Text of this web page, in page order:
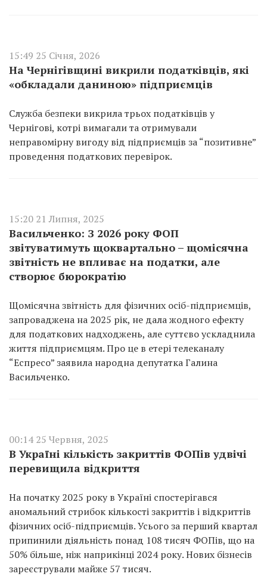
15:49 25 Січня, 2026
На Чернігівщині викрили податківців, які
«обкладали даниною» підприємців
Служба безпеки викрила трьох податківців у
Чернігові, котрі вимагали та отримували
неправомірну вигоду від підприємців за “позитивне”
проведення податкових перевірок.
15:20 21 Липня, 2025
Васильченко: З 2026 року ФОП
звітуватимуть щоквартально – щомісячна
звітність не впливає на податки, але
створює бюрократію
Щомісячна звітність для фізичних осіб-підприємців,
запроваджена на 2025 рік, не дала жодного ефекту
для податкових надходжень, але суттєво ускладнила
життя підприємцям. Про це в етері телеканалу
“Еспресо” заявила народна депутатка Галина
Васильченко.
00:14 25 Червня, 2025
В Україні кількість закриттів ФОПів удвічі
перевищила відкриття
На початку 2025 року в Україні спостерігався
аномальний стрибок кількості закриттів і відкриттів
фізичних осіб-підприємців. Усього за перший квартал
припинили діяльність понад 108 тисяч ФОПів, що на
50% більше, ніж наприкінці 2024 року. Нових бізнесів
зареєстрували майже 57 тисяч.